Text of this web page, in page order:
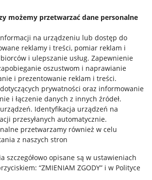
możemy przetwarzać dane personalne
na urządzeniu lub dostęp do
reklamy i treści, pomiar reklam i
i ulepszanie usług. Zapewnienie
oszustwom i naprawianie
i prezentowanie reklam i treści.
prywatności oraz informowanie
i łączenie danych z innych źródeł.
. Identyfikacja urządzeń na
przesyłanych automatycznie.
przetwarzamy również w celu
z naszych stron
szczegółowo opisane są w ustawieniach
“ZMIENIAM ZGODY” i w Polityce
sprzedających
kupujących
"cookies"
o Usługach Cyfrowych